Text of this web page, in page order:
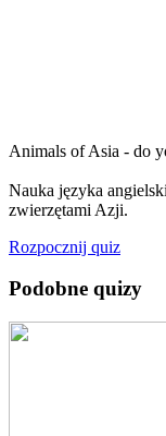
Animals of Asia - do
Nauka języka
zwierzętami Azji.
Rozpocznij quiz
Podobne quizy